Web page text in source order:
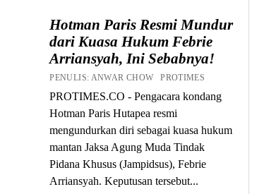
Hotman Paris Resmi Mundur
dari Kuasa Hukum Febrie
Arriansyah, Ini Sebabnya!
PENULIS: ANWAR CHOW PROTIMES
PROTIMES.CO - Pengacara kondang
Hotman Paris Hutapea resmi
mengundurkan diri sebagai kuasa hukum
mantan Jaksa Agung Muda Tindak
Pidana Khusus (Jampidsus), Febrie
Arriansyah. Keputusan tersebut...